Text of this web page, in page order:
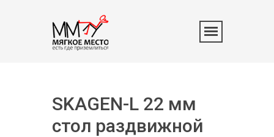
SKAGEN-L 22 мм
стол раздвижной